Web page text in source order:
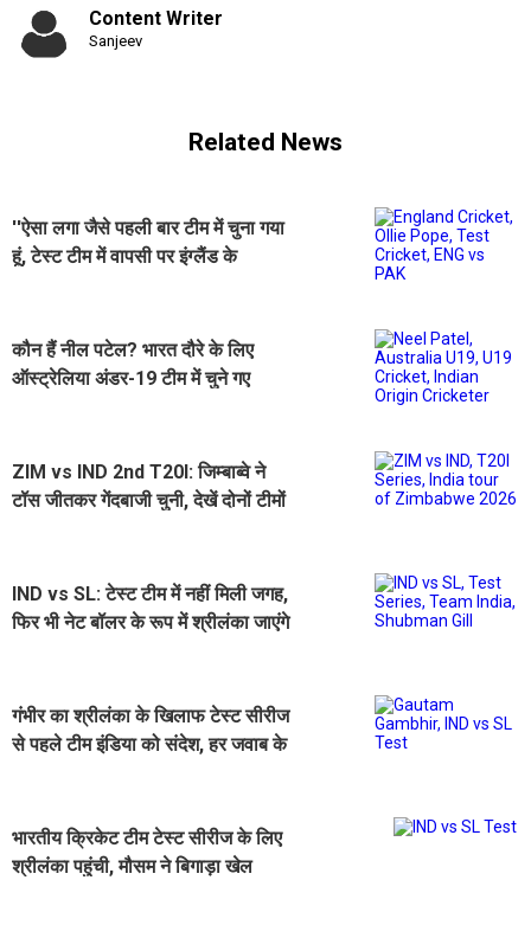
Content Writer
Sanjeev
Related News
''ऐसा लगा जैसे पहली बार टीम में चुना गया
हूं, टेस्ट टीम में वापसी पर इंग्लैंड के
कौन हैं नील पटेल? भारत दौरे के लिए
ऑस्ट्रेलिया अंडर-19 टीम में चुने गए
ZIM vs IND 2nd T20I: जिम्बाब्वे ने
टॉस जीतकर गेंदबाजी चुनी, देखें दोनों टीमों
IND vs SL: टेस्ट टीम में नहीं मिली जगह,
फिर भी नेट बॉलर के रूप में श्रीलंका जाएंगे
गंभीर का श्रीलंका के खिलाफ टेस्ट सीरीज
से पहले टीम इंडिया को संदेश, हर जवाब के
भारतीय क्रिकेट टीम टेस्ट सीरीज के लिए
श्रीलंका पहुंची, मौसम ने बिगाड़ा खेल